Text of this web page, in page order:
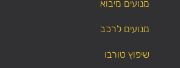
מנועים מיבוא
מנועים לרכב
שיפוץ טורבו